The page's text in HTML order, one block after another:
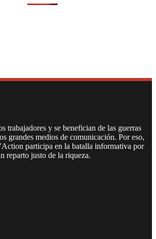
trabajadores y se benefician de las guerras
grandes medios de comunicación. Por eso,
participa en la batalla informativa por
reparto justo de la riqueza.